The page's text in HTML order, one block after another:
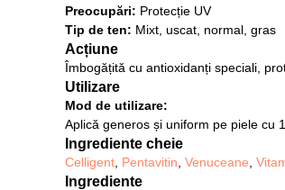
Preocupări: Protecție UV
Tip de ten: Mixt, uscat, normal, gras
Acțiune
Îmbogățită cu antioxidanți speciali,
Utilizare
Mod de utilizare:
Aplică generos și uniform pe piele cu
Ingrediente cheie
Celligent Pentavitin Venuceane
Ingrediente